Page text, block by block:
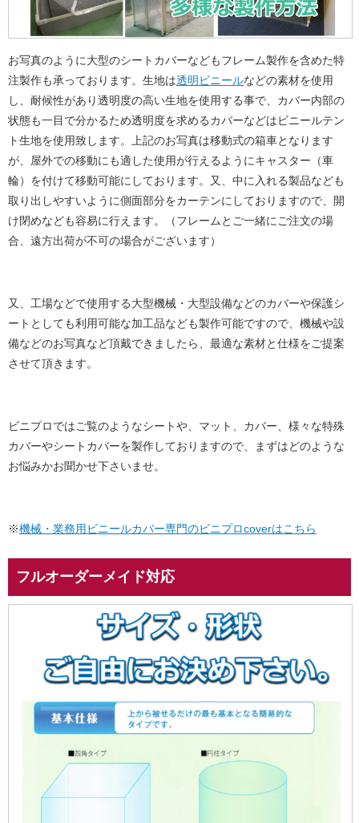
お写真のように大型のシートカバーなどもフレーム製作を含めた特
注製作も承っております。生地は透明ビニールなどの素材を使用
し、耐候性があり透明度の高い生地を使用する事で、カバー内部の
状態も一目で分かるため透明度を求めるカバーなどはビニールテン
ト生地を使用致します。上記のお写真は移動式の箱車となります
が、屋外での移動にも適した使用が行えるようにキャスター（車
輪）を付けて移動可能にしております。又、中に入れる製品なども
取り出しやすいように側面部分をカーテンにしておりますので、開
け閉めなども容易に行えます。（フレームとご一緒にご注文の場
合、遠方出荷が不可の場合がございます）
又、工場などで使用する大型機械・大型設備などのカバーや保護シ
ートとしても利用可能な加工品なども製作可能ですので、機械や設
備などのお写真など頂戴できましたら、最適な素材と仕様をご提案
させて頂きます。
ビニプロではご覧のようなシートや、マット、カバー、様々な特殊
カバーやシートカバーを製作しておりますので、まずはどのような
お悩みかお聞かせ下さいませ。
※機械・業務用ビニールカバー専門のビニプロcoverはこちら
フルオーダーメイド対応